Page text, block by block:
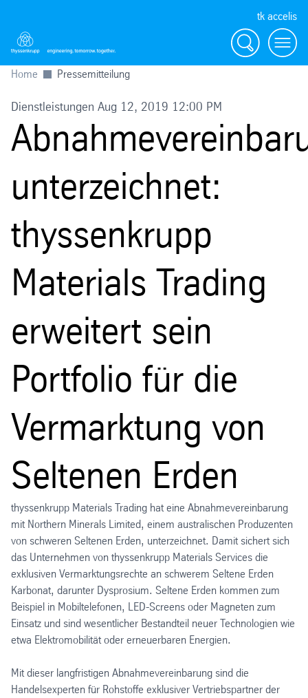
tk accelis
Suche
Menü
Home Pressemitteilung
Dienstleistungen Aug 12, 2019 12:00 PM
unterzeichnet:
thyssenkrupp
Materials Trading
erweitert sein
Portfolio für die
Vermarktung von
Seltenen Erden
thyssenkrupp Materials Trading hat eine Abnahmevereinbarung
mit Northern Minerals Limited, einem australischen Produzenten
von schweren Seltenen Erden, unterzeichnet. Damit sichert sich
das Unternehmen von thyssenkrupp Materials Services die
exklusiven Vermarktungsrechte an schwerem Seltene Erden
Karbonat, darunter Dysprosium. Seltene Erden kommen zum
Beispiel in Mobiltelefonen, LED-Screens oder Magneten zum
Einsatz und sind wesentlicher Bestandteil neuer Technologien wie
etwa Elektromobilität oder erneuerbaren Energien.
Mit dieser langfristigen Abnahmevereinbarung sind die
Handelsexperten für Rohstoffe exklusiver Vertriebspartner der